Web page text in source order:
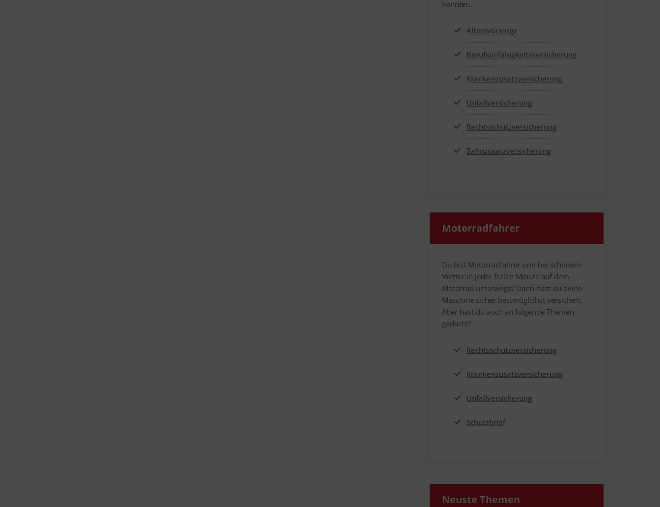
könnten.
Alters­vor­sor­ge
Berufs­un­fä­hig­keits­ver­si­che­rung
Kran­ken­zu­satz­ver­si­che­rung
Unfall­ver­si­che­rung
Rechts­schutz­ver­si­che­rung
Zahn­zu­satz­ver­si­che­rung
Motor­rad­fah­rer
Du bist Motor­rad­fah­rer und bei schö­nem
Wet­ter in jeder frei­en Minu­te auf dem
Motor­rad unter­wegs? Dann hast du dei­ne
Maschi­ne sicher best­mög­lichst ver­si­chert.
Aber hast du auch an fol­gen­de The­men
gedacht?
Rechts­schutz­ver­si­che­rung
Kran­ken­zu­satz­ver­si­che­rung
Unfall­ver­si­che­rung
Schutz­brief
Neus­te Themen